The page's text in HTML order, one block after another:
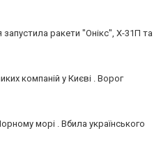
ракети "Онікс", Х-31П та
компаній у Києві . Ворог
морі . Вбила українського